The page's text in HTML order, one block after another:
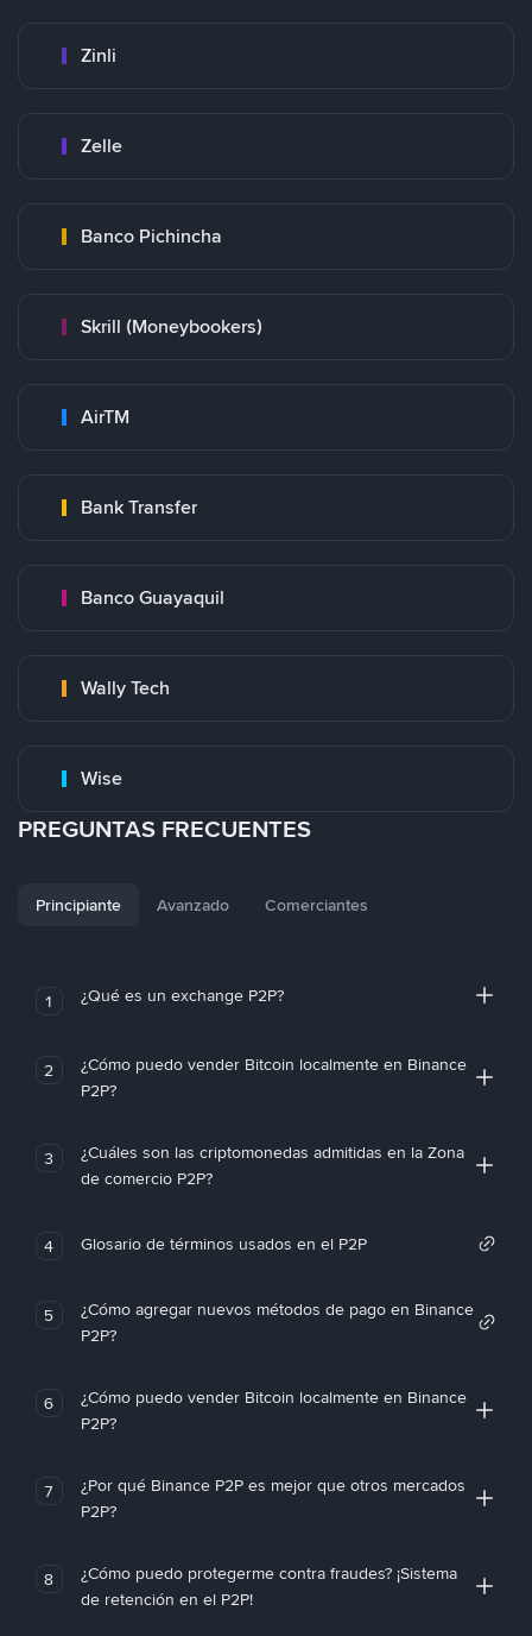
Zinli
Zelle
Banco Pichincha
Skrill (Moneybookers)
AirTM
Bank Transfer
Banco Guayaquil
Wally Tech
Wise
PREGUNTAS FRECUENTES
Principiante Avanzado Comerciantes
1 ¿Qué es un exchange P2P?
2
¿Cómo puedo vender Bitcoin localmente en Binance
P2P?
3
¿Cuáles son las criptomonedas admitidas en la Zona
de comercio P2P?
4 Glosario de términos usados en el P2P
5
¿Cómo agregar nuevos métodos de pago en Binance
P2P?
6
¿Cómo puedo vender Bitcoin localmente en Binance
P2P?
7
¿Por qué Binance P2P es mejor que otros mercados
P2P?
8
¿Cómo puedo protegerme contra fraudes? ¡Sistema
de retención en el P2P!